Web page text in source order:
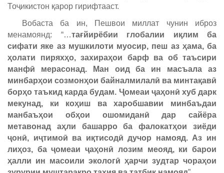
Тоҷикистон қарор гирифтааст.
Вобаста ба ин, Пешвои миллат чунин иброз
менамоянд: “…тағйирёбии глобалии иқлим ба
сифати яке аз мушкилоти муосир, пеш аз ҳама, ба
ҳолати пиряхҳо, захираҳои барф ва об таъсири
манфӣ мерасонад. Ман оид ба ин масъала аз
минбарҳои созмонҳои байналмилалӣ ва минтақавӣ
борҳо таъкид карда будам. Ҷомеаи ҷаҳонӣ хуб дарк
мекунад, ки коҳиш ва харобшавии минбаъдаи
манбаъҳои обҳои ошомиданӣ дар сайёра
метавонад аҳли башарро ба фалокатҳои зиёди
ҷонӣ, иҷтимоӣ ва иқтисодӣ дучор намояд. Аз ин
лиҳоз, ба ҷомеаи ҷаҳонӣ лозим меояд, ки барои
ҳалли ин масоили экологӣ ҳарчи зудтар чораҳои